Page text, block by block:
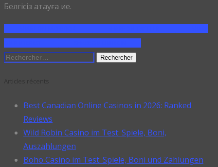
Белгісіз атауға ие.
Rechercher :
Best Canadian Online Casinos in 2026: Ranked
Reviews
Wild Robin Casino im Test: Spiele, Boni,
Auszahlungen
Boho Casino im Test: Spiele, Boni und Zahlungen